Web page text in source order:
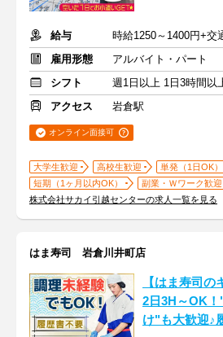
給与
時給1250～1400円+交
雇用形態
アルバイト・パート
シフト
週1日以上 1日3時間以
アクセス
岩倉駅
オンライン面接可
大学生歓迎 高校生歓迎
単発（1日OK）
短期（1ヶ月以内OK）
副業・Ｗワーク歓迎
株式会社サカイ引越センターの求人一覧を見る
はま寿司 岩倉川井町店
【はま寿司の
2日3H～OK
け"も大歓迎♪